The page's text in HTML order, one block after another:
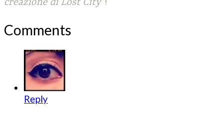
creazione di Lost City“!
Comments
Reply